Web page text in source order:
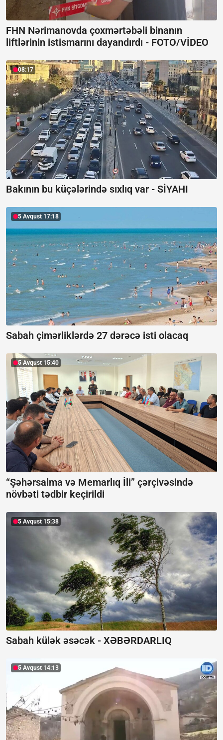
FHN Nərimanovda çoxmərtəbəli binanın
liftlərinin istismarını dayandırdı - FOTO/VİDEO
08:17
Bakının bu küçələrində sıxlıq var - SİYAHI
5 Avqust 17:18
Sabah çimərliklərdə 27 dərəcə isti olacaq
5 Avqust 15:40
“Şəhərsalma və Memarlıq İli” çərçivəsində
növbəti tədbir keçirildi
5 Avqust 15:38
Sabah külək əsəcək - XƏBƏRDARLIQ
5 Avqust 14:13